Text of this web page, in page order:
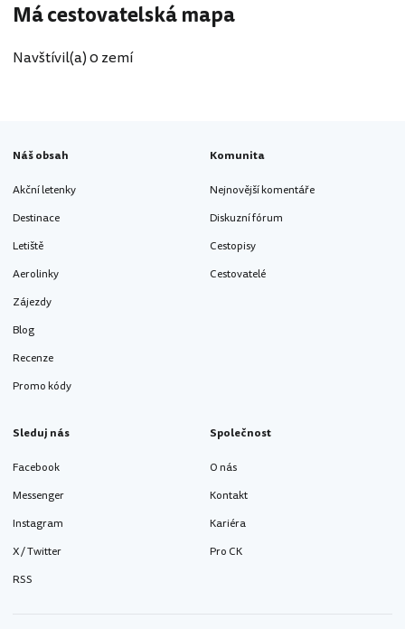
Má cestovatelská mapa
Navštívil(a) 0 zemí
Náš obsah
Akční letenky
Destinace
Letiště
Aerolinky
Zájezdy
Blog
Recenze
Promo kódy
Komunita
Nejnovější komentáře
Diskuzní fórum
Cestopisy
Cestovatelé
Sleduj nás
Facebook
Messenger
Instagram
X / Twitter
RSS
Společnost
O nás
Kontakt
Kariéra
Pro CK